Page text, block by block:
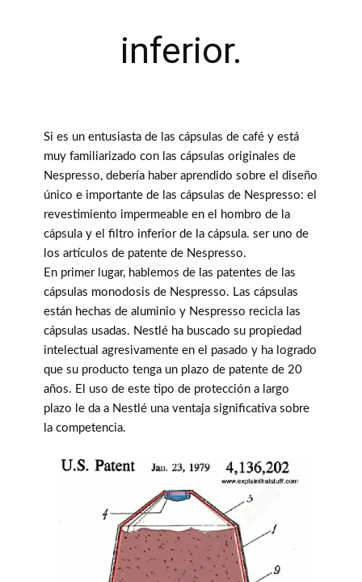
inferior.
Si es un entusiasta de las cápsulas de café y está
muy familiarizado con las cápsulas originales de
Nespresso, debería haber aprendido sobre el diseño
único e importante de las cápsulas de Nespresso: el
revestimiento impermeable en el hombro de la
cápsula y el filtro inferior de la cápsula. ser uno de
los artículos de patente de Nespresso.
En primer lugar, hablemos de las patentes de las
cápsulas monodosis de Nespresso. Las cápsulas
están hechas de aluminio y Nespresso recicla las
cápsulas usadas. Nestlé ha buscado su propiedad
intelectual agresivamente en el pasado y ha logrado
que su producto tenga un plazo de patente de 20
años. El uso de este tipo de protección a largo
plazo le da a Nestlé una ventaja significativa sobre
la competencia.